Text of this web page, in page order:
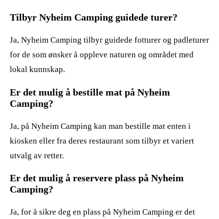
Tilbyr Nyheim Camping guidede turer?
Ja, Nyheim Camping tilbyr guidede fotturer og padleturer
for de som ønsker å oppleve naturen og området med
lokal kunnskap.
Er det mulig å bestille mat på Nyheim
Camping?
Ja, på Nyheim Camping kan man bestille mat enten i
kiosken eller fra deres restaurant som tilbyr et variert
utvalg av retter.
Er det mulig å reservere plass på Nyheim
Camping?
Ja, for å sikre deg en plass på Nyheim Camping er det